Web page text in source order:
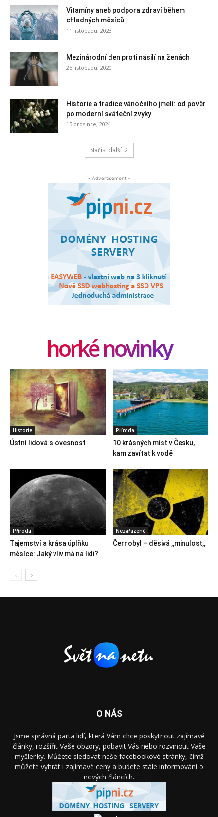
Vitamíny aneb podpora zdraví během
chladných měsíců
11 listopadu, 2023
Mezinárodní den proti násilí na ženách
25 listopadu, 2020
Historie a tradice vánočního jmelí: od pověr
po moderní sváteční zvyky
15 prosince, 2024
Načíst další
- Advertisement -
horké novinky
Historie
Ústní lidová slovesnost
Příroda
10 krásných míst v Česku,
kam zavítat k vodě
Příroda
Tajemství a krása úplňku
měsíce: Jaký vliv má na lidi?
Nezařazené
Černobyl – děsivá ,,minulost,,
O NÁS
Jsme správná parta lidí, která Vám chce poskytnout zajímavé
články, rozšířit Vaše obzory, pobavit Vás nebo rozvinout Vaše
myšlenky. Můžete sledovat naše facebookové stránky, čímž
můžete vyhrát i zajímavé ceny a budete stále informováni o
nových článcích.